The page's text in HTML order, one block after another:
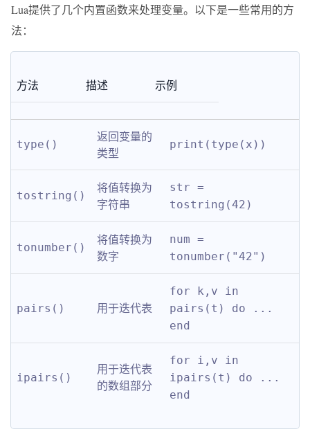
Lua提供了几个内置函数来处理变量。以下是一些常用的方
法：
方法 描述 示例
type()
返回变量的
类型
print(type(x))
tostring()
将值转换为
字符串
str =
tostring(42)
tonumber()
将值转换为
数字
num =
tonumber("42")
pairs() 用于迭代表
for k,v in
pairs(t) do ...
end
ipairs()
用于迭代表
的数组部分
for i,v in
ipairs(t) do ...
end